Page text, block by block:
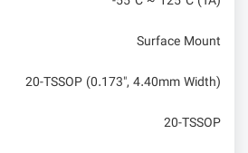
Surface Mount
20-TSSOP (0.173", 4.40mm Width)
20-TSSOP